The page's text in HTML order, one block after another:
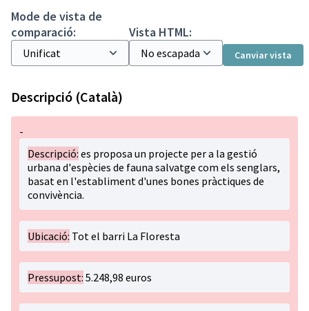
Mode de vista de
comparació:
Vista HTML:
Canviar vista
Descripció (Català)
-
Descripció: es proposa un projecte per a la gestió
urbana d'espècies de fauna salvatge com els senglars,
basat en l'establiment d'unes bones pràctiques de
convivència.
Ubicació: Tot el barri La Floresta
Pressupost: 5.248,98 euros